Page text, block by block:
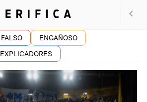
FALSO
ENGAÑOSO
EXPLICADORES